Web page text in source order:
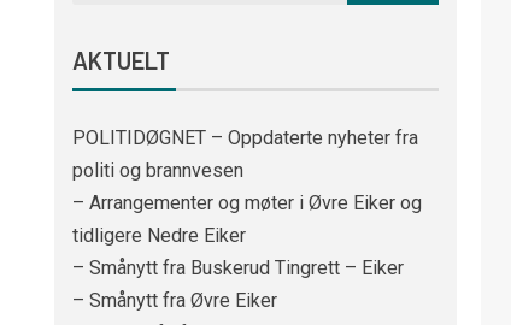
AKTUELT
POLITIDØGNET – Oppdaterte nyheter fra
politi og brannvesen
– Arrangementer og møter i Øvre Eiker og
tidligere Nedre Eiker
– Smånytt fra Buskerud Tingrett – Eiker
– Smånytt fra Øvre Eiker